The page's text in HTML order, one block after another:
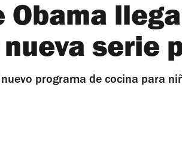
Obama
serie
programa de cocina para